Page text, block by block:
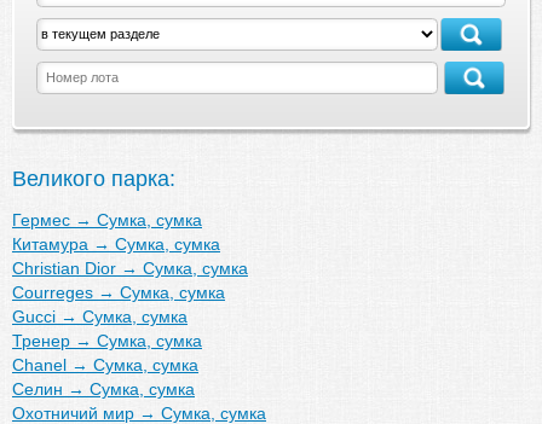
Великого парка:
Гермес → Сумка, сумка
Китамура → Сумка, сумка
Christian Dior → Сумка, сумка
Courreges → Сумка, сумка
Gucci → Сумка, сумка
Тренер → Сумка, сумка
Chanel → Сумка, сумка
Селин → Сумка, сумка
Охотничий мир → Сумка, сумка